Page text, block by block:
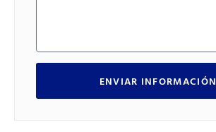
ENVIAR INFORMACIÓN